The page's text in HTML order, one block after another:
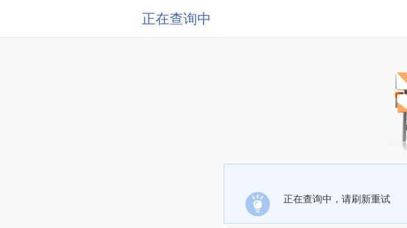
正在查询中
正在查询中，请刷新重试